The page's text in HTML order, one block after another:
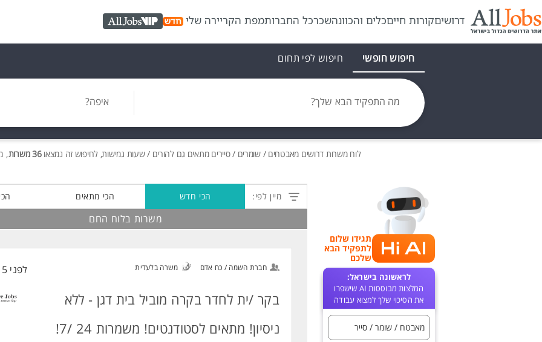
דרושיםקורות חייםכלים והכוונהשכרכל החברותמפת הקריירה שלי AllJobs VIP
חיפוש חופשי חיפוש לפי תחום
מה התפקיד הבא שלך? איפה?
לוח משרות דרושים מאבטחים / שומרים / סיירים מתאים גם להורים / שעות גמישות, לחיפוש זה נמצאו36 משרות ,
תגידו שלום
לתפקיד הבא
שלכם
לראשונה בישראל:
המלצות מבוססות AI שישפרו
את הסיכוי שלך למצוא עבודה
מאבטח / שומר / סייר
מיין לפי: הכי חדש הכי מתאים
משרות בלוח החם
חברת השמה / כח אדם משרה בלעדית לפני 15 שעות
בקר /ית לחדר בקרה מוביל בית דגן - ללא
ניסיון! מתאים לסטודנטים! משמרות 24 /7!